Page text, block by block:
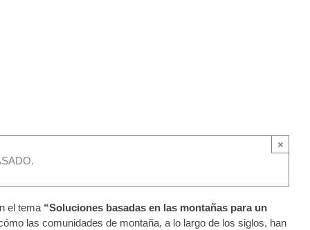
×
el tema “Soluciones basadas en las montañas para un
las comunidades de montaña, a lo largo de los siglos, han